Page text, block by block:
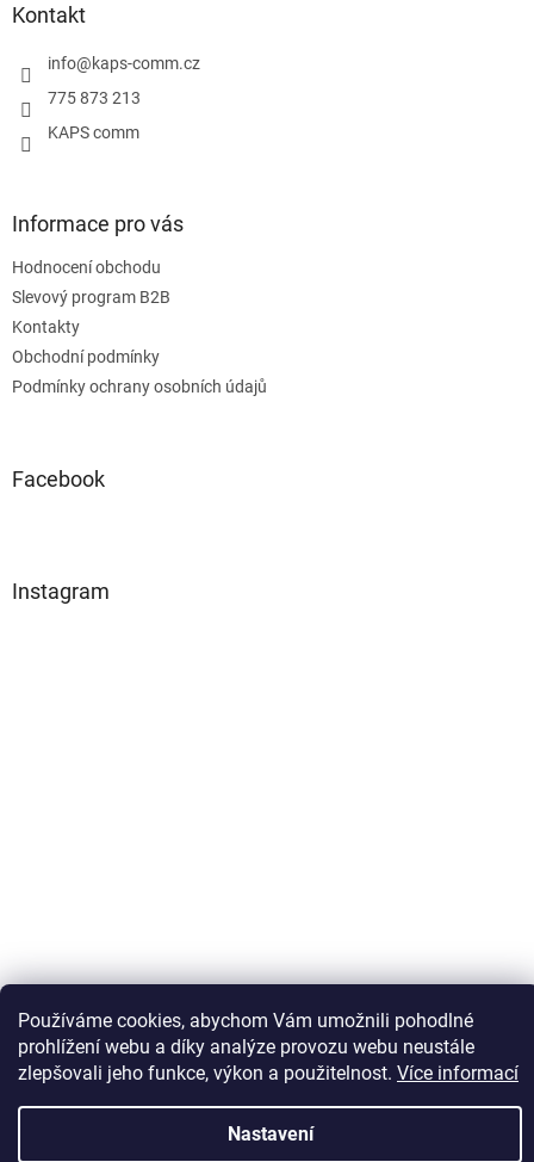
Používáme cookies, abychom Vám umožnili pohodlné
prohlížení webu a díky analýze provozu webu neustále
zlepšovali jeho funkce, výkon a použitelnost. Více informací
Nastavení
Kontakt
info@kaps-comm.cz
775 873 213
KAPS comm
Informace pro vás
Hodnocení obchodu
Slevový program B2B
Kontakty
Obchodní podmínky
Podmínky ochrany osobních údajů
Facebook
Instagram
Sledovat na Instagramu